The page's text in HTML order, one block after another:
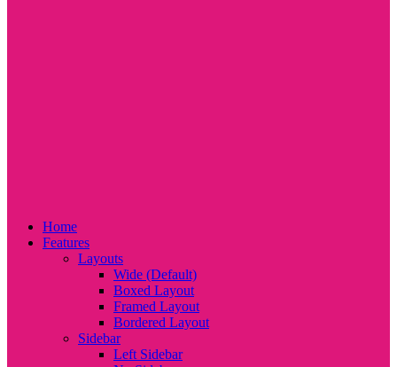
Home
Features
Layouts
Wide (Default)
Boxed Layout
Framed Layout
Bordered Layout
Sidebar
Left Sidebar